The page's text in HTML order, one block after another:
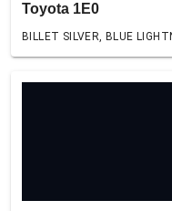
Toyota 1E0
BILLET SILVER, BLUE